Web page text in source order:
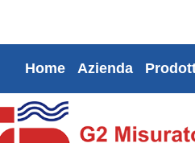
Home Azienda